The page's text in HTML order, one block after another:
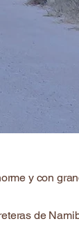
y con
de